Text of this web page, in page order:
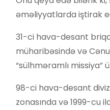
əməliyyatlarda iştirak
31-ci hava-desant
müharibəsində və
“sülhməramlı missiya”
98-ci hava-desant
zonasında və 1999-cu